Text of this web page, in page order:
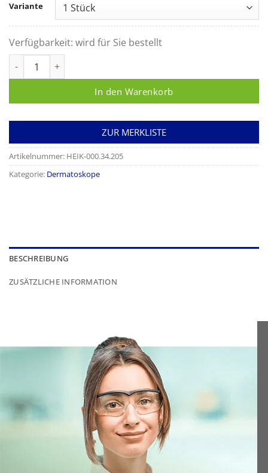
Variante
Verfügbarkeit: wird für Sie bestellt
In den Warenkorb
ZUR MERKLISTE
Artikelnummer: HEIK-000.34.205
Kategorie: Dermatoskope
BESCHREIBUNG
ZUSÄTZLICHE INFORMATION